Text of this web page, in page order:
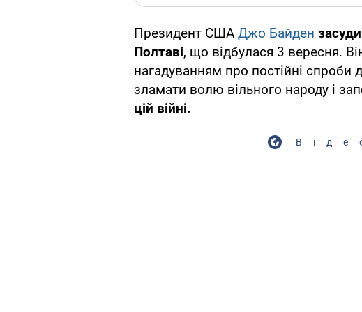
Президент США Джо Байден
Полтаві, що відбулася 3 вересня.
нагадуванням про постійні спроби
зламати волю вільного народу і
цій війні.